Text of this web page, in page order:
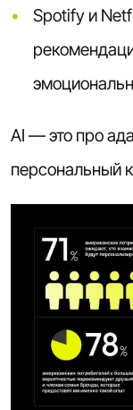
Spotify и
AI — это про
персональный